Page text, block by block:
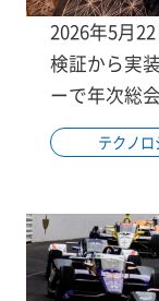
2026年5月22
検証から実
ーで年次総会
テクノロ